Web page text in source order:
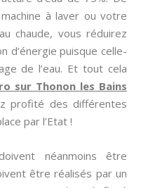
à laver ou votre
chaude, vous réduirez
d’énergie puisque celle-
de l’eau. Et tout cela
sur Thonon les Bains
profité des différentes
par l’Etat !
néanmoins être
être réalisés par un